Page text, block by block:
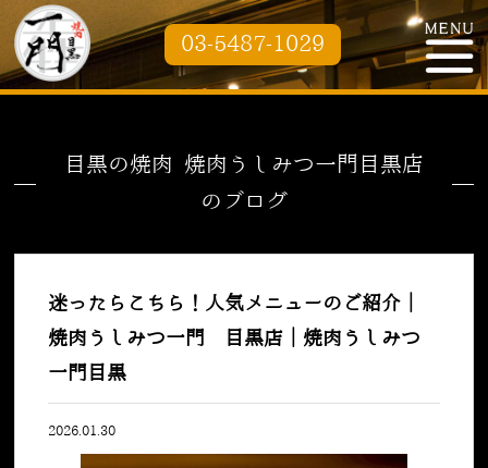
03-5487-1029
目黒の焼肉 焼肉うしみつ一門目黒店
のブログ
迷ったらこちら！人気メニューのご紹介｜
焼肉うしみつ一門 目黒店｜焼肉うしみつ
一門目黒
2026.01.30